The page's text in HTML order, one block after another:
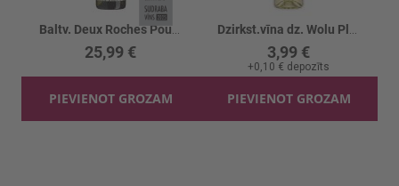
25,99 €
PIEVIENOT GROZAM
3,99 €
+0,10 € depozīts
PIEVIENOT GROZAM